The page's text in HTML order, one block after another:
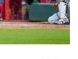
a los
las